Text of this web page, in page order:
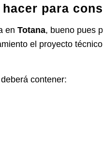
para
en Totana, bueno pues
el proyecto
deberá contener: